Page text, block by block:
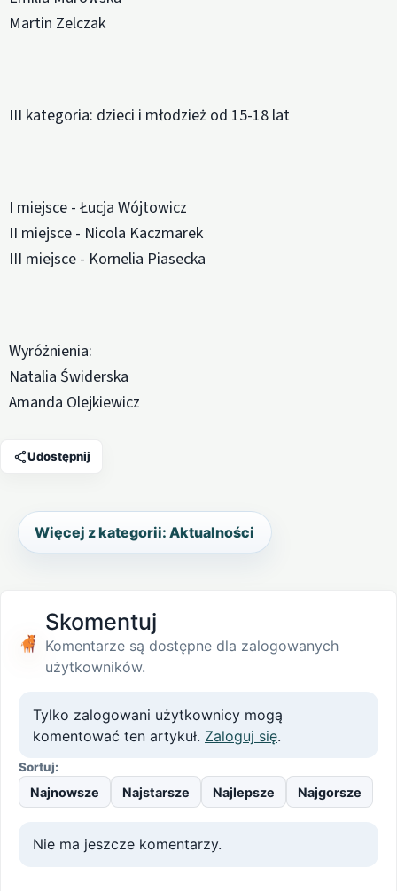
Martin Zelczak
III kategoria: dzieci i młodzież od 15-18 lat
I miejsce - Łucja Wójtowicz
II miejsce - Nicola Kaczmarek
III miejsce - Kornelia Piasecka
Wyróżnienia:
Natalia Świderska
Amanda Olejkiewicz
Udostępnij
Więcej z kategorii: Aktualności
Skomentuj
Komentarze są dostępne dla zalogowanych
użytkowników.
Tylko zalogowani użytkownicy mogą
komentować ten artykuł. Zaloguj się.
Sortuj:
Najnowsze Najstarsze Najlepsze Najgorsze
Nie ma jeszcze komentarzy.